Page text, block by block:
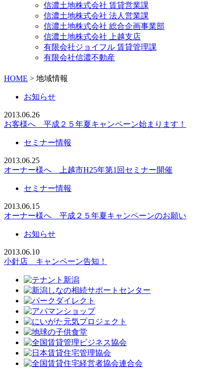
信濃土地株式会社 賃貸営業課
信濃土地株式会社 法人営業課
信濃土地株式会社 総合企画事業部
信濃土地株式会社 上越支店
有限会社ジョイフル 賃貸管理課
有限会社信濃不動産
HOME > 地域情報
お知らせ
2013.06.26
お客様へ 平成２５年夏キャンペーン始まります！
セミナー情報
2013.06.25
オーナー様へ 上越市H25年第1回セミナー開催
セミナー情報
2013.06.15
オーナー様へ 平成２５年夏キャンペーンのお願い
お知らせ
2013.06.10
小針店 キャンペーン告知！